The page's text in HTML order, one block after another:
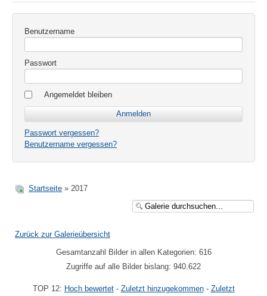
Benutzername
Passwort
Angemeldet bleiben
Passwort vergessen?
Benutzername vergessen?
Startseite » 2017
Zurück zur Galerieübersicht
Gesamtanzahl Bilder in allen Kategorien: 616
Zugriffe auf alle Bilder bislang: 940.622
TOP 12: Hoch bewertet- Zuletzt hinzugekommen- Zuletzt